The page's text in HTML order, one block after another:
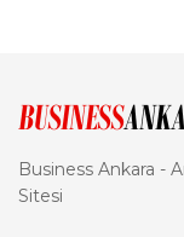
Business Ankara -
Sitesi